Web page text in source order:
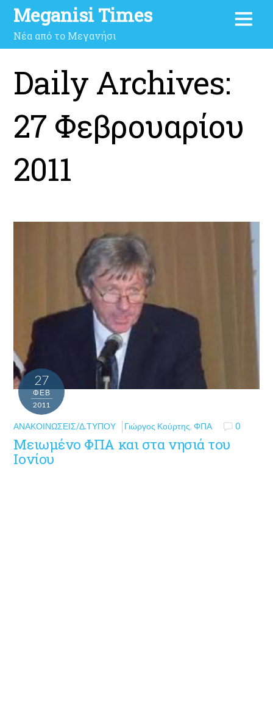
Meganisi Times
Νέα από το Μεγανήσι
Daily Archives:
27 Φεβρουαρίου
2011
27
ΦΕΒ
2011
ΑΝΑΚΟΙΝΏΣΕΙΣ/Δ.ΤΎΠΟΥ Γιώργος Κούρτης,ΦΠΑ 0
Μειωμένο ΦΠΑ και στα νησιά του
Ιονίου